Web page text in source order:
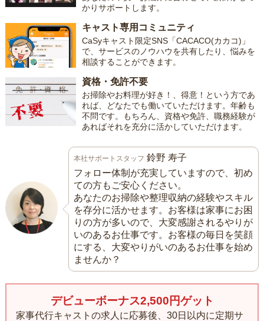
かりサポートします。
キャスト専用コミュニティ
CaSyキャスト限定SNS「CACACO(カカコ)」
で、サービスのノウハウを共有したり、悩みを
相談することができます。
資格・免許不要
お掃除やお料理が好き！、得意！という方であ
れば、どなたでも働いていただけます。年齢も
不問です。もちろん、資格や免許、職務経験が
あればそれを充分に活かしていただけます。
本社サポートスタッフ 鈴野 寿子
フォロー体制が充実していますので、初め
ての方もご安心ください。
あなたのお掃除や整理収納の経験やスキル
を存分に活かせます。お客様は家事にお困
りの方が多いので、大変感謝されるやりが
いのあるお仕事です。お客様の毎日を笑顔
にする、大変やりがいのあるお仕事を始め
ませんか？
デビューボーナス2,500円ゲット
家事代行キャストの求人に応募後、30日以内に定期サ